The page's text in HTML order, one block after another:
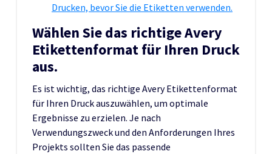
Drucken, bevor Sie die Etiketten verwenden.
Wählen Sie das richtige Avery
Etikettenformat für Ihren Druck
aus.
Es ist wichtig, das richtige Avery Etikettenformat
für Ihren Druck auszuwählen, um optimale
Ergebnisse zu erzielen. Je nach
Verwendungszweck und den Anforderungen Ihres
Projekts sollten Sie das passende